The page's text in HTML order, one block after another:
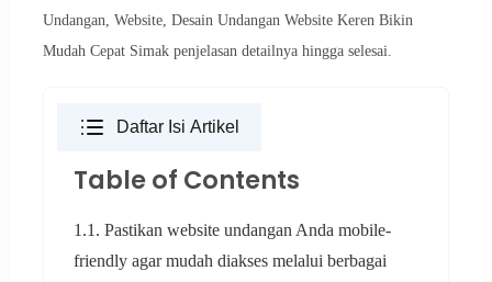
Undangan, Website, Desain Undangan Website Keren Bikin
Mudah Cepat Simak penjelasan detailnya hingga selesai.
Daftar Isi Artikel
Table of Contents
1.1. Pastikan website undangan Anda mobile-
friendly agar mudah diakses melalui berbagai